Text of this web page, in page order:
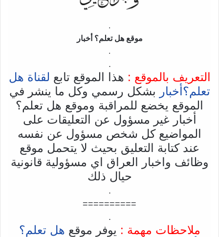
.
موقع هل تعلم؟ أخبار
.
.
التعريف بالموقع : هذا الموقع تابع لقناة هل
تعلم؟أخبار بشكل رسمي وكل ما ينشر في
الموقع يخضع للمراقبة وموقع هل تعلم؟
أخبار غير مسؤول عن التعليقات على
المواضيع كل شخص مسؤول عن نفسه
عند كتابة التعليق بحيث لا يتحمل موقع
وظائف واخبار العراق اي مسؤولية قانونية
حيال ذلك
.
==========
.
ملاحظات مهمة : يوفر موقع هل تعلم؟